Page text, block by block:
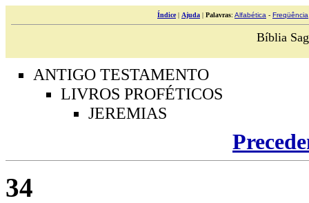
Índice| Ajuda | Palavras: Alfabética - Freqüência
Bíblia
ANTIGO TESTAMENTO
LIVROS PROFÉTICOS
JEREMIAS
34